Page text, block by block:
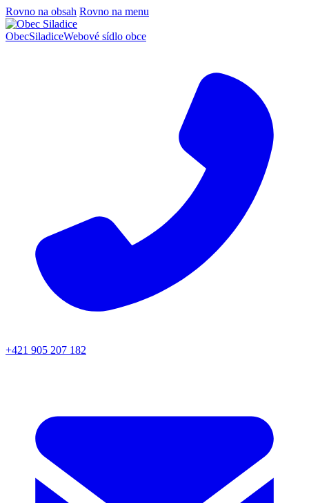
Rovno na obsah Rovno na menu
ObecSiladiceWebové sídlo obce
+421 905 207 182